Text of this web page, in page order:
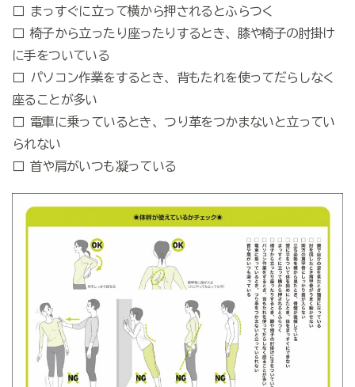
□ まっすぐに立って横から押されるとふらつく
□ 椅子から立ったり座ったりするとき、膝や椅子の肘掛け
に手をついている
□ パソコン作業をするとき、背もたれを使ってだらしなく
座ることが多い
□ 電車に乗っているとき、つり革をつかまないと立ってい
られない
□ 首や肩がいつも凝っている